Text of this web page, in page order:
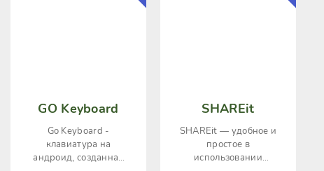
GO Keyboard
Go Keyboard -
клавиатура на
андроид, созданная
SHAREit
SHAREit — удобное и
простое в
использовании